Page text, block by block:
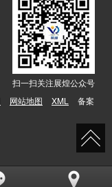
扫一扫关注展煌公众号
网站地图 XML
备案